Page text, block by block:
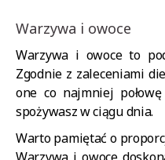
Warzywa i owoce
Warzywa i owoce to
Zgodnie z zaleceniami
one co najmniej
spożywasz w ciągu dnia.
Warto pamiętać o